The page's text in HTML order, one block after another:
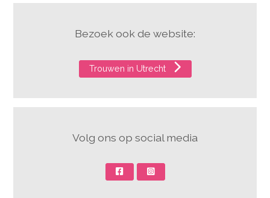
Bezoek ook de website:
Trouwen in Utrecht
Volg ons op social media